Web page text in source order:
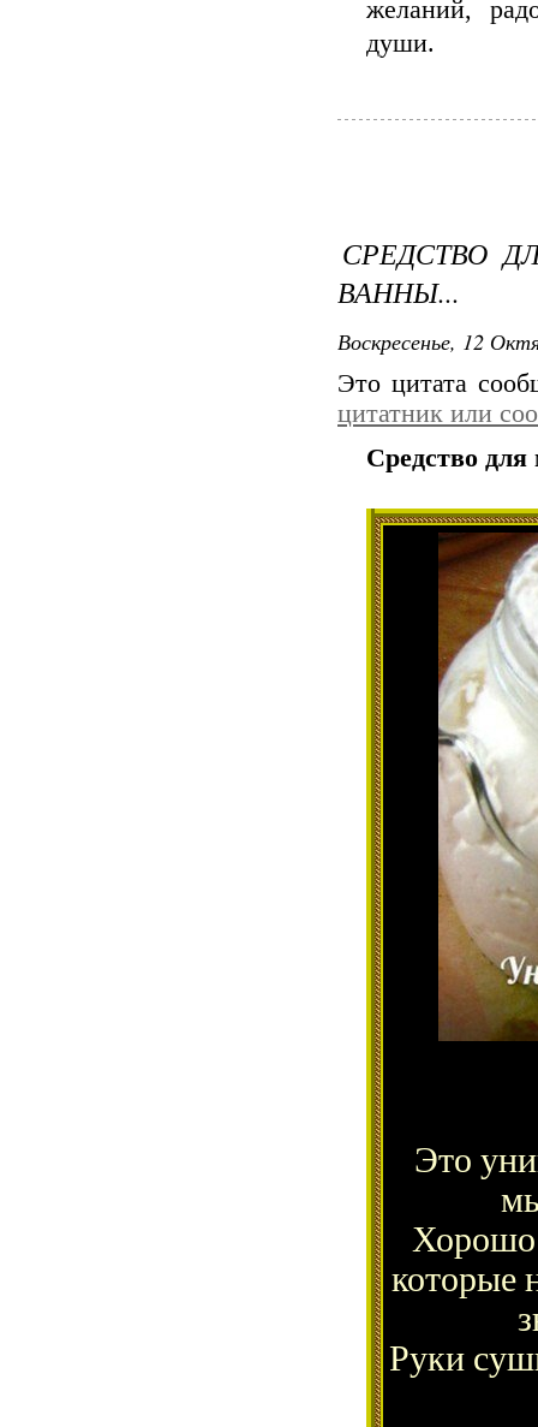
желаний,
души.
СРЕДСТВО
ВАННЫ...
Воскресенье, 12
Это цитата
цитатник или
Средство
Это
Хорошо
которые
Руки